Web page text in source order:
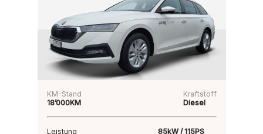
KM-Stand
18’000KM
Kraftstoff
Diesel
Leistung 85kW / 115PS